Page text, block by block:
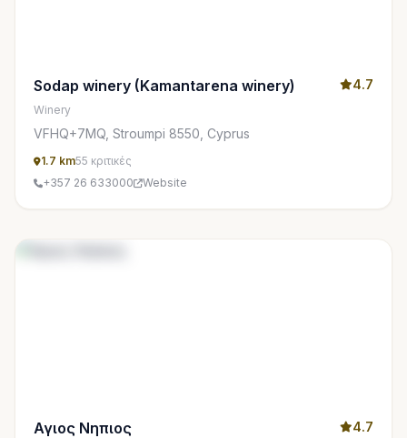
Sodap winery (Kamantarena winery) 4.7
Winery
VFHQ+7MQ, Stroumpi 8550, Cyprus
1.7 km55 κριτικές
+357 26 633000
Website
Αγιος Νηπιος 4.7